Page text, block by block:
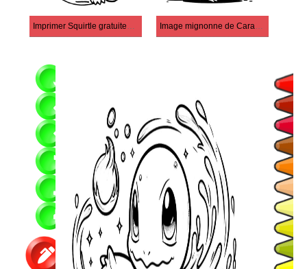
Imprimer Squirtle gratuitement pour les enfants Image mignonne de Carapuce